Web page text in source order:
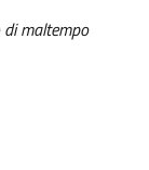
di maltempo